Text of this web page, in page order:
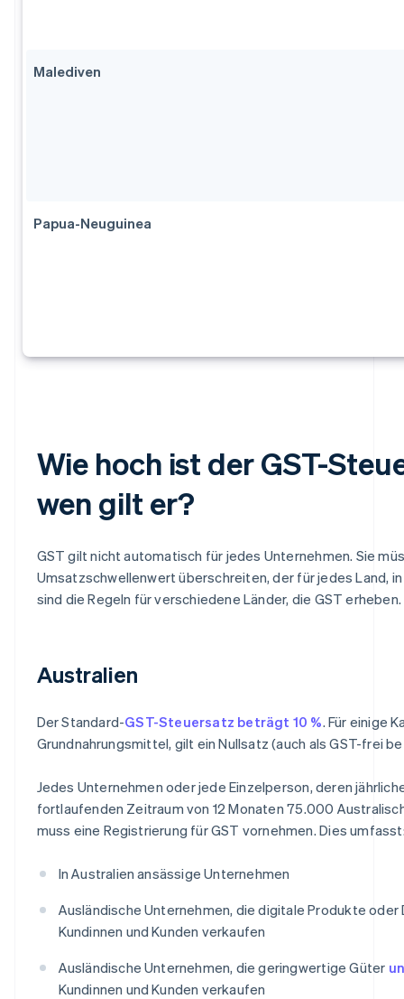
Malediven
Papua-Neuguinea
Wie hoch ist der GST-
wen gilt er?
GST gilt nicht automatisch für jedes Unternehmen. Sie
Umsatzschwellenwert überschreiten, der für jedes Land,
sind die Regeln für verschiedene Länder, die GST erheben.
Australien
Der Standard-GST-Steuersatz beträgt 10 %. Für einige
Grundnahrungsmittel, gilt ein Nullsatz (auch als GST-frei
Jedes Unternehmen oder jede Einzelperson, deren
fortlaufenden Zeitraum von 12 Monaten 75.000
muss eine Registrierung für GST vornehmen. Dies
In Australien ansässige Unternehmen
Ausländische Unternehmen, die digitale Produkte
Kundinnen und Kunden verkaufen
Ausländische Unternehmen, die geringwertige Güter
Kundinnen und Kunden verkaufen